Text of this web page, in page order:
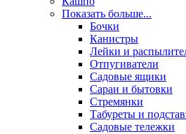
Показать больше...
Бочки
Канистры
Лейки и
Отпугиватели
Садовые ящики
Сараи и бытовки
Стремянки
Табуреты и
Садовые тележки